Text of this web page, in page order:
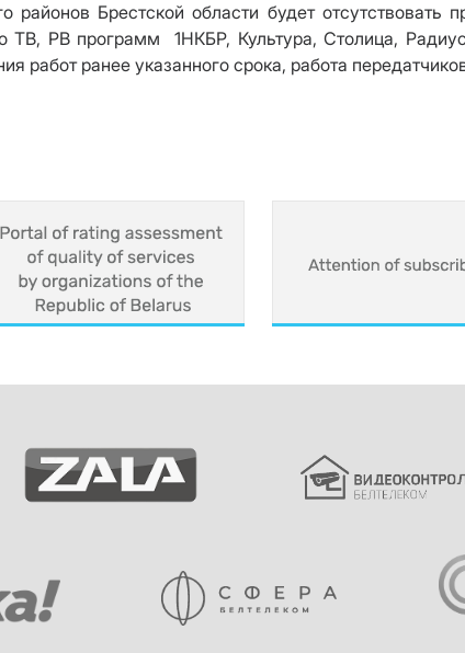
районов Брестской области будет
ТВ, РВ программ
1НКБР, Культура, Столица,
ранее указанного срока, работа